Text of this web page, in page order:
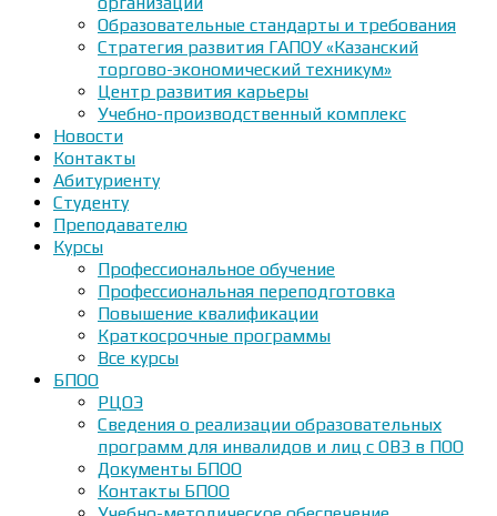
Образовательные стандарты и требования
Стратегия развития ГАПОУ «Казанский
торгово-экономический техникум»
Центр развития карьеры
Учебно-производственный комплекс
Новости
Контакты
Абитуриенту
Студенту
Преподавателю
Курсы
Профессиональное обучение
Профессиональная переподготовка
Повышение квалификации
Краткосрочные программы
Все курсы
БПОО
РЦОЭ
Сведения о реализации образовательных
программ для инвалидов и лиц с ОВЗ в ПОО
Документы БПОО
Контакты БПОО